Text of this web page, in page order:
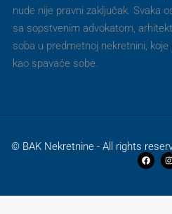
nude nije pravni zaključak. Svaka
sa sopstvenim advokatom,
soba u predmetnoj nekretnini,
kao spavaće sobe.
© BAK Nekretnine - All rights